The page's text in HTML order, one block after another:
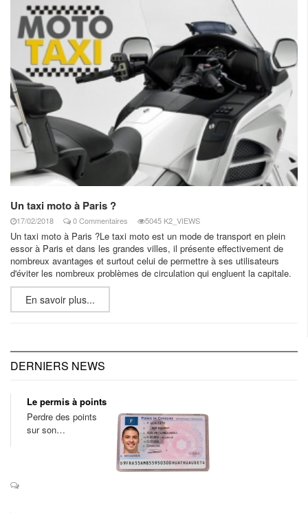
Un taxi moto à Paris ?
17/02/2018 0 Commentaires 5045 K2_VIEWS
Un taxi moto à Paris ?Le taxi moto est un mode de transport en plein
essor à Paris et dans les grandes villes, il présente effectivement de
nombreux avantages et surtout celui de permettre à ses utilisateurs
d'éviter les nombreux problèmes de circulation qui engluent la capitale.
En savoir plus...
DERNIERS NEWS
Le permis à points
Perdre des points
sur son…